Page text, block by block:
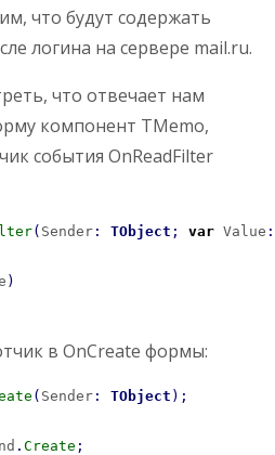
что будут содержать
логина на сервере mail.ru.
что отвечает нам
компонент TMemo,
события OnReadFilter
( Sender : TObject ; var Value :
)
в OnCreate формы:
( Sender : TObject ) ;
. Create ;